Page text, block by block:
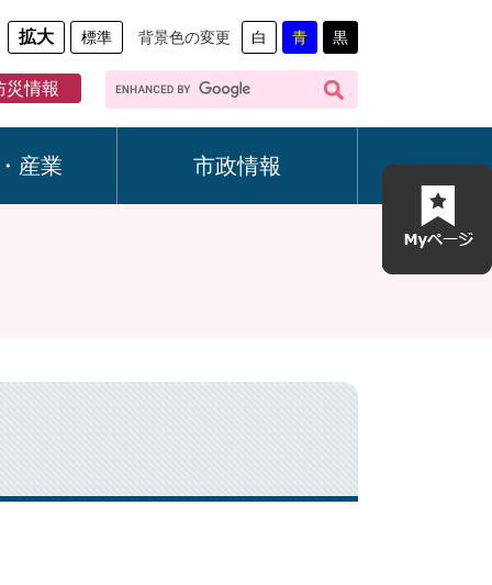
拡大 標準 背景色の変更 白 青 黒
災情報
G
o
産業 市政情報